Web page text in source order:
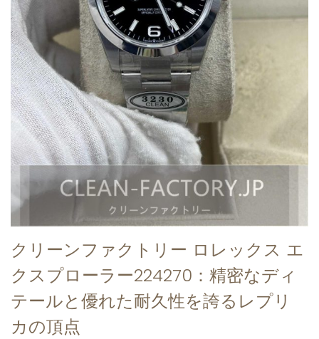
クリーンファクトリー ロレックス エ
クスプローラー224270：精密なディ
テールと優れた耐久性を誇るレプリ
カの頂点